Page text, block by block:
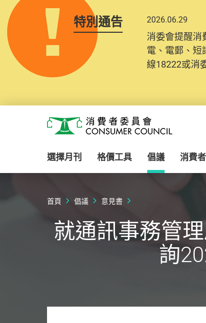
特別通告 2026.06.29
消委會提醒消
電、電郵、短
線18222或消
消費者委員會
選擇月刊 格價工具 倡議 消費
首頁 倡議 意見書
就通訊事務管
詢